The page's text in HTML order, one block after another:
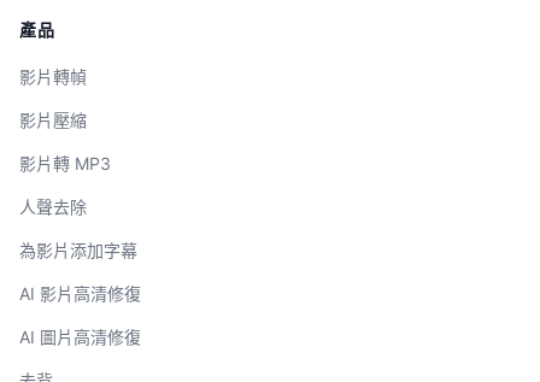
產品
影片轉幀
影片壓縮
影片轉 MP3
人聲去除
為影片添加字幕
AI 影片高清修復
AI 圖片高清修復